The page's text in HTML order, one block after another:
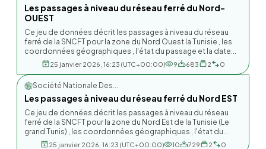
Les passages à niveau du réseau ferré du Nord-
OUEST
Ce jeu de données décrit les passages à niveau du réseau
ferré de la SNCFT pour la zone du Nord Ouest la Tunisie , les
coordonnées géographiques , l'état du passage et la date...
25 janvier 2026, 16:23 (UTC+00:00) 9 683 2 0
Société Nationale Des...
Les passages à niveau du réseau ferré du Nord EST
Ce jeu de données décrit les passages à niveau du réseau
ferré de la SNCFT pour la zone du Nord Est de la Tunisie (Le
grand Tunis) , les coordonnées géographiques , l'état du...
25 janvier 2026, 16:23 (UTC+00:00) 10 729 2 0